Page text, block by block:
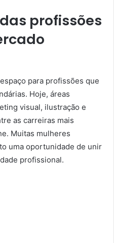
profissões
para profissões que
Hoje, áreas
visual, ilustração e
as carreiras mais
Muitas mulheres
uma oportunidade de unir
profissional.